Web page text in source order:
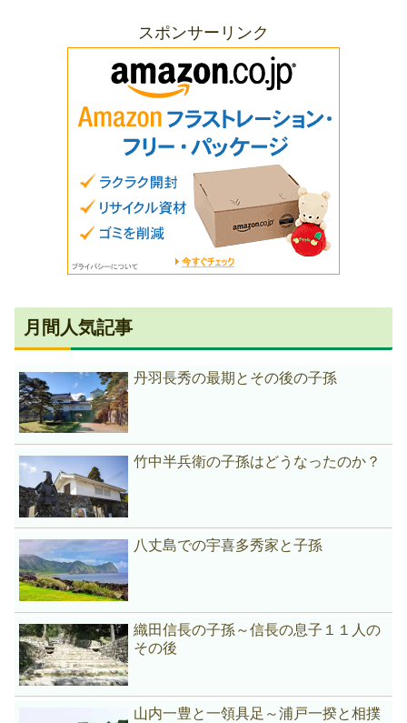
スポンサーリンク
月間人気記事
丹羽長秀の最期とその後の子孫
竹中半兵衛の子孫はどうなったのか？
八丈島での宇喜多秀家と子孫
織田信長の子孫～信長の息子１１人の
その後
山内一豊と一領具足～浦戸一揆と相撲